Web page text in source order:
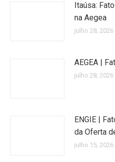
Itaúsa:
na Aegea
julho 28, 2026
AEGEA |
julho 28, 2026
ENGIE |
da Oferta
julho 15, 2026